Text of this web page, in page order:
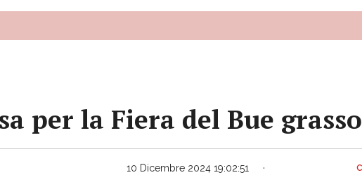
per la Fiera del Bue grasso
10 Dicembre 2024 19:02:51